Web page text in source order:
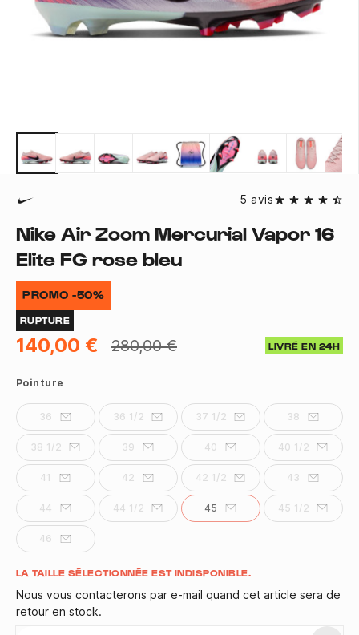
5 avis
Nike Air Zoom Mercurial Vapor 16
Elite FG rose bleu
PROMO -50%
RUPTURE
140,00 € 280,00 € LIVRÉ EN 24H
Pointure
36 36 1/2 37 1/2 38
38 1/2 39 40 40 1/2
41 42 42 1/2 43
44 44 1/2 45 45 1/2
46
Quantité
LA TAILLE SÉLECTIONNÉE EST INDISPONIBLE.
Nous vous contacterons par e-mail quand cet article sera de
retour en stock.